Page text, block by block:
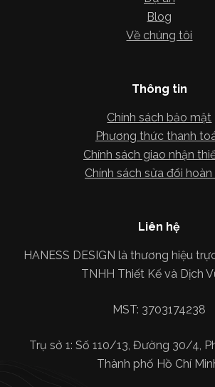
Blog
Về chúng tôi
Thông tin
Chính sách bảo mật
Phương thức thanh
Chính sách giao nhận
Chính sách sửa đổi hoàn
Liên hệ
HANESS DESIGN là thương hiệu
TNHH Thiết Kế và Dịch
MST: 3703174238
Trụ sở 1: Số 110/13, Đường 30/4,
Thành phố Hồ Chí